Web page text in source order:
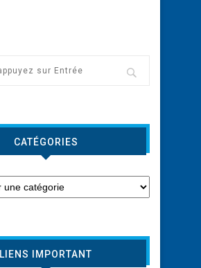
CATÉGORIES
LIENS IMPORTANT